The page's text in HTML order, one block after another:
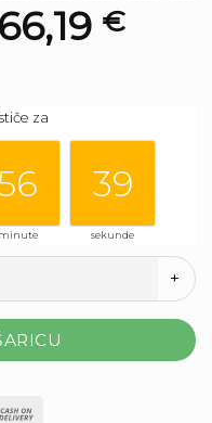
€.
€
za
minute
39
sekunde